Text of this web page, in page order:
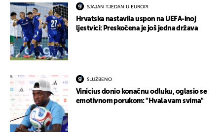
SJAJAN TJEDAN U EUROPI
Hrvatska nastavila uspon na UEFA-inoj
ljestvici: Preskočena je još jedna država
SLUŽBENO
Vinicius donio konačnu odluku, oglasio se
emotivnom porukom: "Hvala vam svima"